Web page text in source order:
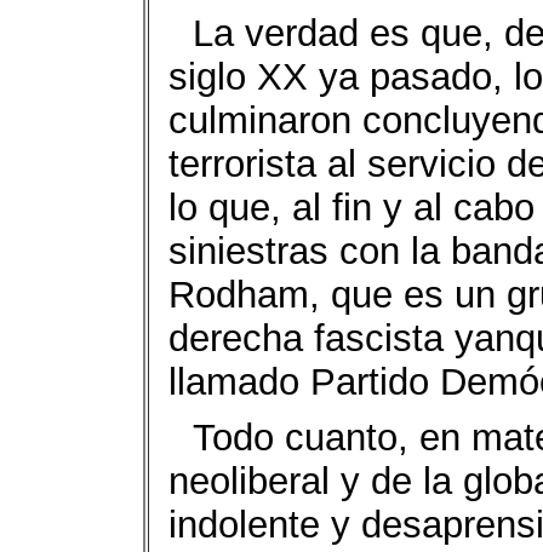
La verdad es que,
siglo XX ya pasado,
culminaron
terrorista al servicio
lo que, al fin y al
siniestras con la
Rodham, que es un
derecha fascista
llamado Partido
Todo cuanto, en
neoliberal y de la
indolente y